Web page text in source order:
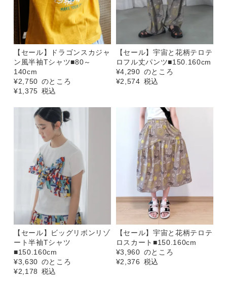
【セール】ドラゴンスカジャ
ン風半袖Tシャツ■80～
140cm
¥2,750 のところ
¥1,375 税込
【セール】宇宙と花柄テロテ
ロフル丈パンツ■150.160cm
¥4,290 のところ
¥2,574 税込
【セール】ビッグリボンリゾ
ート半袖Tシャツ
■150.160cm
¥3,630 のところ
¥2,178 税込
【セール】宇宙と花柄テロテ
ロスカート■150.160cm
¥3,960 のところ
¥2,376 税込